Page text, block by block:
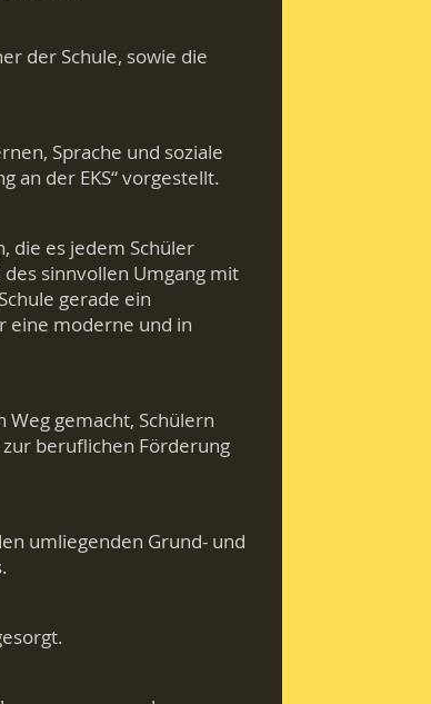
der Schule, sowie die
Sprache und soziale
an der EKS“ vorgestellt.
die es jedem Schüler
sinnvollen Umgang mit
gerade ein
eine moderne und in
gemacht, Schülern
beruflichen Förderung
umliegenden Grund- und